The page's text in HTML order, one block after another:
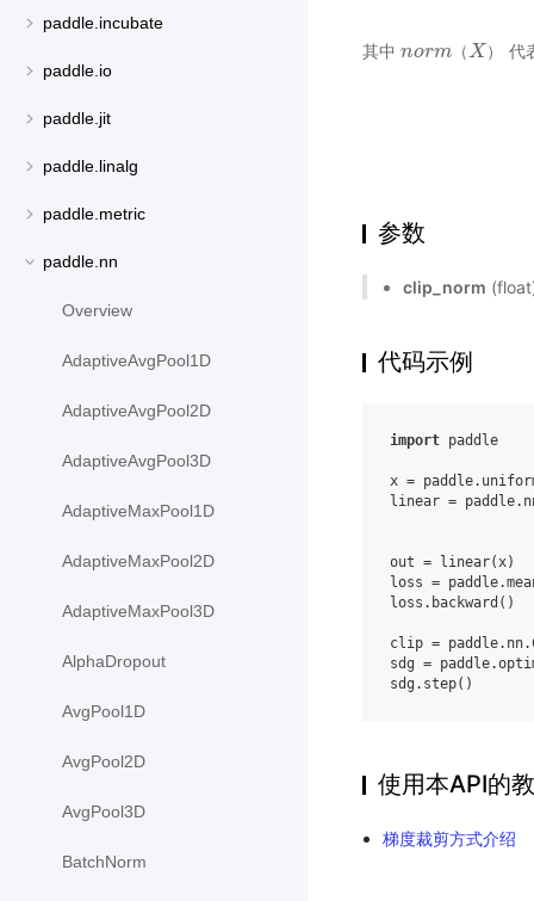
paddle.incubate
paddle.io
paddle.jit
paddle.linalg
paddle.metric
paddle.nn
Overview
AdaptiveAvgPool1D
AdaptiveAvgPool2D
AdaptiveAvgPool3D
AdaptiveMaxPool1D
AdaptiveMaxPool2D
AdaptiveMaxPool3D
AlphaDropout
AvgPool1D
AvgPool2D
AvgPool3D
BatchNorm
其中 norm （X ）
norm（ X） 代
参数
clip_norm
代码示例
import paddle
x = paddle.
linear = paddle.
out = linear(x)
loss = paddle.
loss . backward ()
clip = paddle. nn.
sdg = paddle.
sdg . step()
使用本API的
梯度裁剪方式介绍